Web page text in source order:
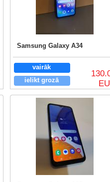
Samsung Galaxy A34
vairāk
ielikt grozā